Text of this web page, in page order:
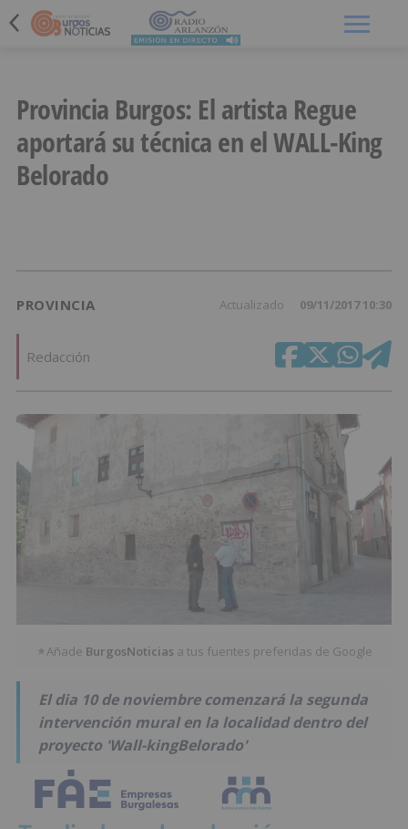
Provincia Burgos: El artista Regue
aportará su técnica en el WALL-King
Belorado
PROVINCIA Actualizado 09/11/2017 10:30
Redacción
★Añade BurgosNoticias a tus fuentes preferidas de Google
El dia 10 de noviembre comenzará la segunda
intervención mural en la localidad dentro del
proyecto 'Wall-kingBelorado'